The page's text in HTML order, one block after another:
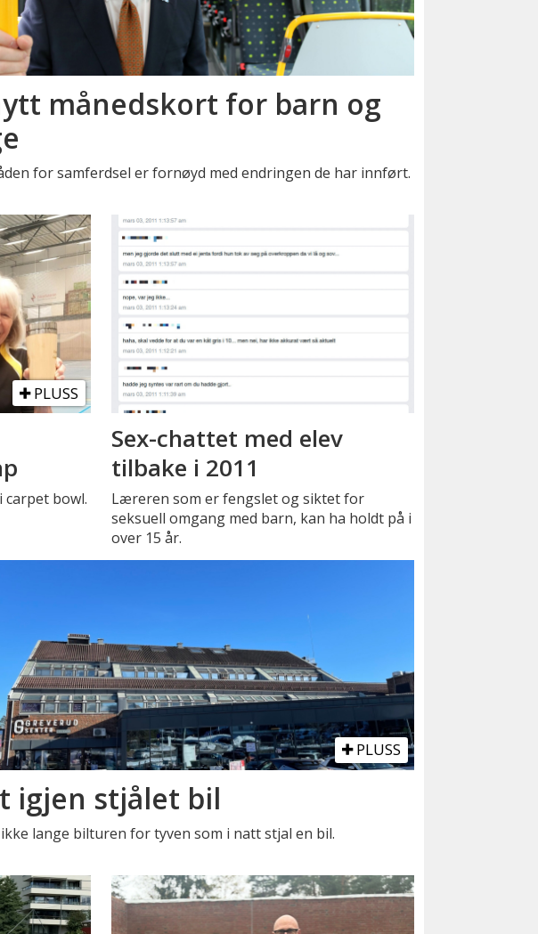
månedskort for barn og
for samferdsel er fornøyd med endringen de har innført.
PLUSS
bowl.
Sex-chattet med elev
tilbake i 2011
Læreren som er fengslet og siktet for
seksuell omgang med barn, kan ha holdt på i
over 15 år.
PLUSS
igjen stjålet bil
lange bilturen for tyven som i natt stjal en bil.